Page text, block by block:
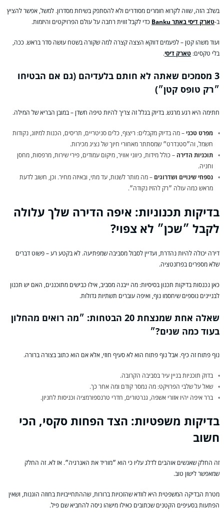
בשלב הזה, שווה לקרוא חומרים מסודרים ולא להסתפק בשיחת מסדרון. למשל, אפשר להציץ
ב-טארק דיסי באתר Banku כדי לקבל זווית רחבה על עולם הפרויקטים והיזמות.
ועוד משהו קטן – לפעמים דווקא הצצה קצרה למה שקורה בשטח עושה סדר בראש. ככה,
בלי טקסים: טארק דיסי.
3 מסמכים שאתה לא חותם בלעדיהם (גם אם הבטיחו
״רק טופס קטן״)
חתימה היא רגע מרגש. בדיוק בגלל זה צריך להיות טיפה חשדן – במובן הבריא של המילה.
מפרט טכני– מה בדיוק מקבלים: ריצוף, כלים סניטריים, תריסים, הכנות למיזוג, נקודות
חשמל, וה״סטנדרט״ שמסתתר מאחורי חיוך של נציג מכירות.
תוכניות הדירה – כולל מידות, כיווני אוויר, מיקום עמודים, פירי שירות, מרפסות, מחסן
וחניה.
נספחי שינויים ושדרוגים – מה מותר לשנות, עד מתי, ובאיזה מחיר. וכן, חשוב לדעת
מראש כמה עולה ״רק להזיז נקודה״.
בדיקות תכנוניות: איפה הדירה שלך עלולה
לקבל ״שכן״ לא צפוי?
דירה יכולה להיות נהדרת, ועדיין לסבול מסביבה שמפתיעה. לא בקטע רע – פשוט דברים
שלא מספרים בפרזנטציה.
כאן נכנסות בדיקות תכנון בסיסיות: מה ייבנה מסביב, אילו כבישים מתוכננים, האם יש תכנון
לבניינים נוספים שיחסמו נוף, ואיפה עוברים תשתיות גדולות.
שאלה אחת שמנצחת 20 הבטחות: ״מה רואים מהחלון
בעוד כמה שנים?״
נוף פתוח זה כיף. אבל נוף פתוח הוא לא סעיף חוזי, אלא אם הוא כתוב בצורה ברורה.
בדוק תוכניות בניין עיר בסביבה הקרובה.
שאל על שלבי הפרויקט: מה נמסר קודם ומה אחר כך.
ברר איפה יהיו אזורי אשפה, גנרטורים, חדרי טרנספורמציה וכניסות לחניון.
בדיקות משפטיות: הצד הפחות סקסי, הכי
חשוב
זה החלק שאנשים אוהבים לדלג עליו כי הוא ״מוריד את האנרגיה״. אז לא. זה החלק
שמאפשר לישון טוב.
מטרת הבדיקה המשפטית היא לוודא שהזכויות ברורות, שההתחייבויות בחוזה הוגנות, ושאין
הפתעות בסעיפים הקטנים שכתובים כאילו מישהו ניסה להחביא שם פיל.